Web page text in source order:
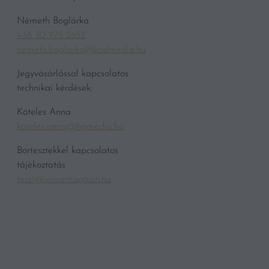
Németh Boglárka
+36 30 975 2652
nemeth.boglarka@kodmedia.hu
Jegyvásárlással kapcsolatos
technikai kérdések:
Köteles Anna
koteles.anna@hgmedia.hu
Bortesztekkel kapcsolatos
tájékoztatás
teszt@vincemagazin.hu